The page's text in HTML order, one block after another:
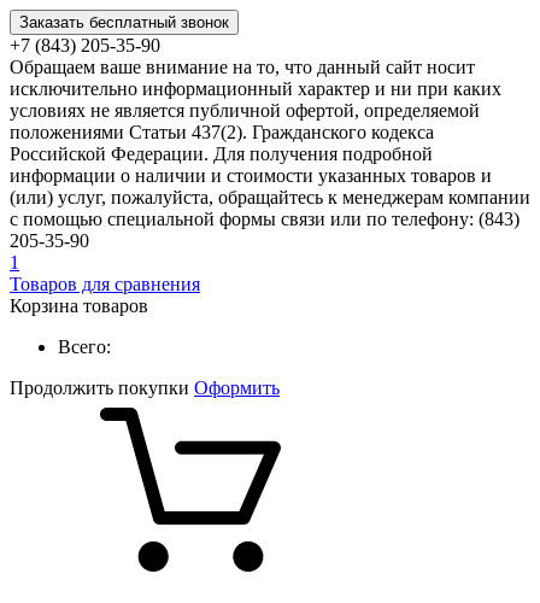
Заказать бесплатный звонок
+7 (843) 205-35-90
Обращаем ваше внимание на то, что данный сайт носит
исключительно информационный характер и ни при каких
условиях не является публичной офертой, определяемой
положениями Статьи 437(2). Гражданского кодекса
Российской Федерации. Для получения подробной
информации о наличии и стоимости указанных товаров и
(или) услуг, пожалуйста, обращайтесь к менеджерам компании
с помощью специальной формы связи или по телефону: (843)
205-35-90
1
Товаров для сравнения
Корзина товаров
Всего:
Продолжить покупки Оформить